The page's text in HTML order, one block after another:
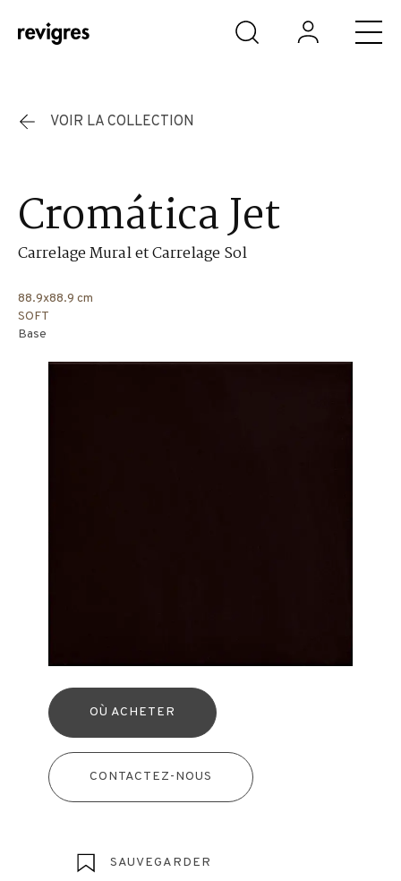
Aller au contenu principal
VOIR LA COLLECTION
Cromática Jet
Carrelage Mural et Carrelage Sol
88.9x88.9 cm
SOFT
Base
OÙ ACHETER
CONTACTEZ-NOUS
SAUVEGARDER